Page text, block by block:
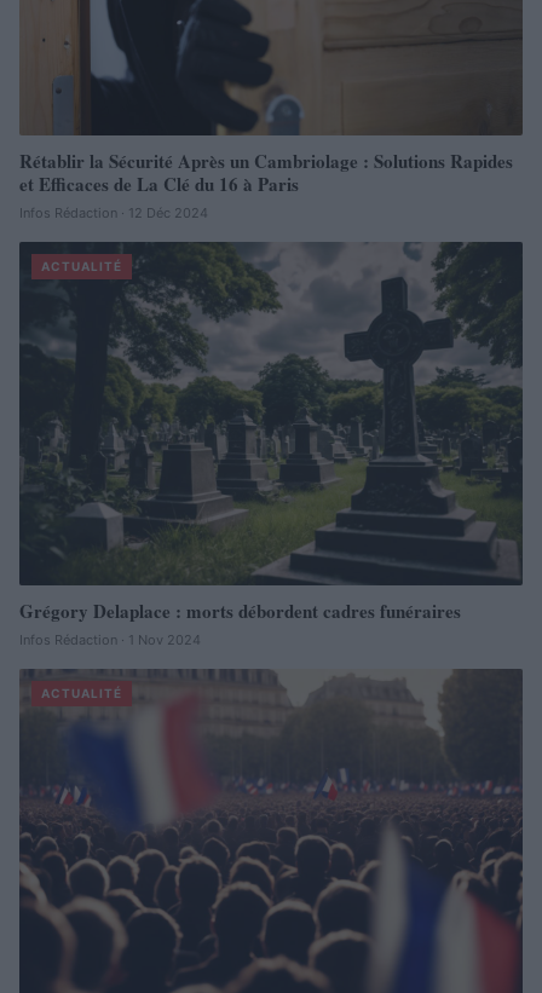
Rétablir la Sécurité Après un Cambriolage : Solutions Rapides
et Efficaces de La Clé du 16 à Paris
Infos Rédaction · 12 Déc 2024
ACTUALITÉ
Grégory Delaplace : morts débordent cadres funéraires
Infos Rédaction · 1 Nov 2024
ACTUALITÉ